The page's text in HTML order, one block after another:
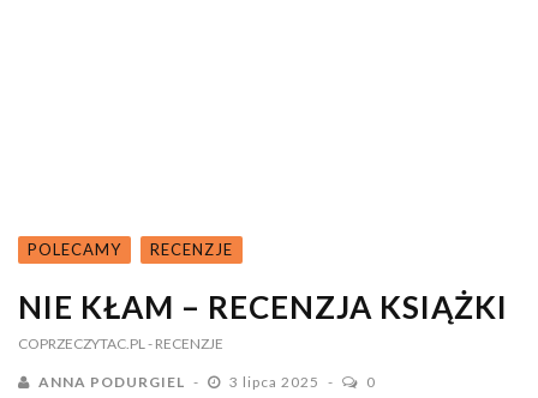
POLECAMY RECENZJE
NIE KŁAM – RECENZJA KSIĄŻKI
COPRZECZYTAC.PL - RECENZJE
ANNA PODURGIEL 3 lipca 2025 0